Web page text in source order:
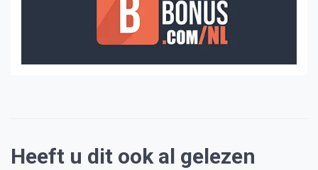
Heeft u dit ook al gelezen